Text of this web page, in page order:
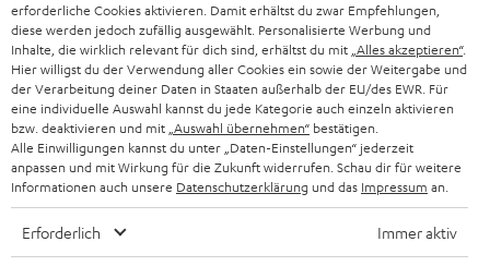
BLUETOOTH-LAUTSPRECHER
KOPFHÖRER
BLUETOOTH-KOPFHÖRER
STEREOANLAGEN
LAUTSPRECHER
ULTIMA-SERIE
PARTNERPROGRAMM
BLOG
NEWSLETTER
STORES
SCHWEIZ
NIEDERLANDE
BELGIEN
FRANKREICH
erforderliche Cookies aktivieren. Damit erhältst du zwar Empfehlungen,
diese werden jedoch zufällig ausgewählt. Personalisierte Werbung und
Inhalte, die wirklich relevant für dich sind, erhältst du mit „Alles akzeptieren“.
Hier willigst du der Verwendung aller Cookies ein sowie der Weitergabe und
der Verarbeitung deiner Daten in Staaten außerhalb der EU/des EWR. Für
eine individuelle Auswahl kannst du jede Kategorie auch einzeln aktivieren
bzw. deaktivieren und mit „Auswahl übernehmen“ bestätigen.
Alle Einwilligungen kannst du unter „Daten-Einstellungen“ jederzeit
anpassen und mit Wirkung für die Zukunft widerrufen. Schau dir für weitere
Informationen auch unsere Datenschutzerklärung und das Impressum an.
Erforderlich Immer aktiv